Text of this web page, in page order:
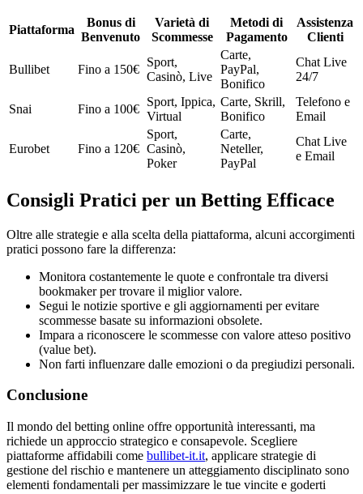
Piattaforma
Bonus di
Benvenuto
Varietà di
Scommesse
Metodi di
Pagamento
Assistenza
Clienti
Bullibet Fino a 150€
Sport,
Casinò, Live
Carte,
PayPal,
Bonifico
Chat Live
24/7
Snai Fino a 100€
Sport, Ippica,
Virtual
Carte, Skrill,
Bonifico
Telefono e
Email
Eurobet Fino a 120€
Sport,
Casinò,
Poker
Carte,
Neteller,
PayPal
Chat Live
e Email
Consigli Pratici per un Betting Efficace
Oltre alle strategie e alla scelta della piattaforma, alcuni accorgimenti
pratici possono fare la differenza:
Monitora costantemente le quote e confrontale tra diversi
bookmaker per trovare il miglior valore.
Segui le notizie sportive e gli aggiornamenti per evitare
scommesse basate su informazioni obsolete.
Impara a riconoscere le scommesse con valore atteso positivo
(value bet).
Non farti influenzare dalle emozioni o da pregiudizi personali.
Conclusione
Il mondo del betting online offre opportunità interessanti, ma
richiede un approccio strategico e consapevole. Scegliere
piattaforme affidabili come bullibet-it.it, applicare strategie di
gestione del rischio e mantenere un atteggiamento disciplinato sono
elementi fondamentali per massimizzare le tue vincite e goderti